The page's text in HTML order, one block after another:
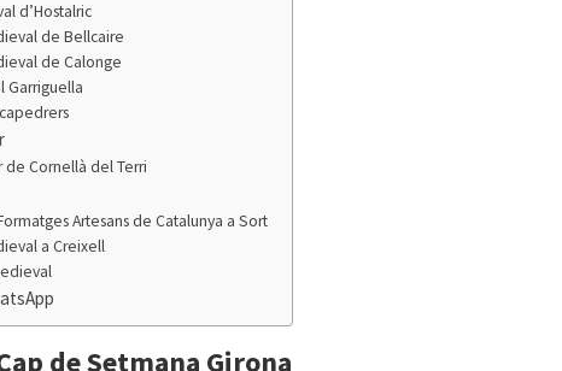
d’Hostalric
de Bellcaire
de Calonge
Garriguella
de Cornellà del Terri
Artesans de Catalunya a Sort
a Creixell
de Setmana Girona